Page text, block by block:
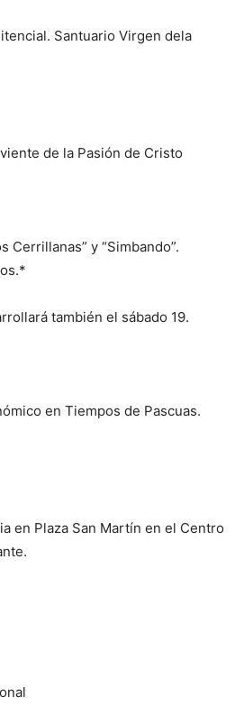
Santuario Virgen dela
de la Pasión de Cristo
y “Simbando”.
también el sábado 19.
en Tiempos de Pascuas.
en Plaza San Martín en el Centro